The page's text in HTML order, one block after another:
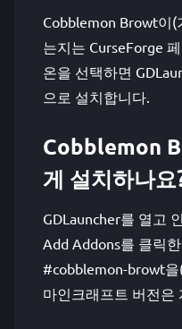
Cobblemon Browt이(
는지는 CurseForge
온을 선택하면
으로 설치합니다.
Cobblemon
게 설치하나요
GDLauncher를 열고
Add Addons를 클릭
#cobblemon-browt을
마인크래프트 버전은